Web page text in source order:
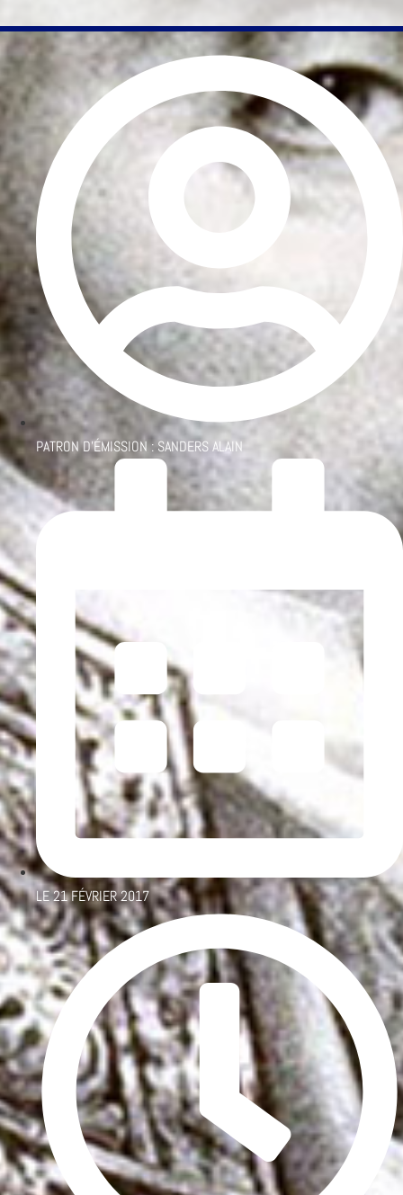
PATRON D'ÉMISSION :SANDERS ALAIN
LE21 FÉVRIER 2017